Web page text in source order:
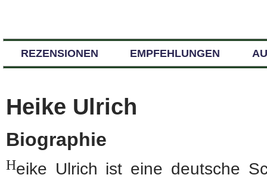
REZENSIONEN EMPFEHLUNGEN
Heike Ulrich
Biographie
Heike Ulrich ist eine deutsche